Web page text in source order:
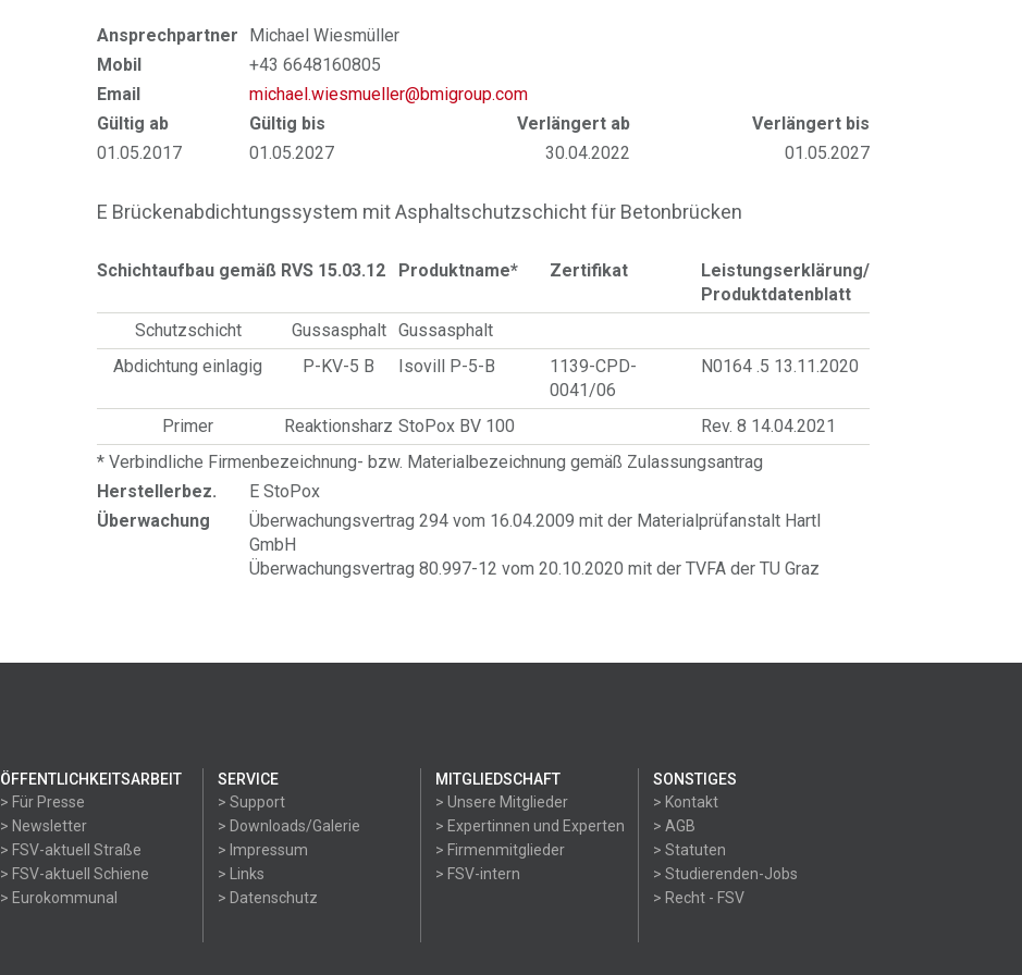
Ansprechpartner
Michael Wiesmüller
Mobil
+43 6648160805
Email
michael.wiesmueller@bmigroup.com
Gültig ab
Gültig bis Verlängert ab
Verlängert bis
01.05.2017
01.05.2027 30.04.2022 01.05.2027
E Brückenabdichtungssystem mit Asphaltschutzschicht für Betonbrücken
Schichtaufbau gemäß RVS 15.03.12 Produktname* Zertifikat
Leistungserklärung/
Produktdatenblatt
Schutzschicht
Gussasphalt
Gussasphalt
Abdichtung einlagig
P-KV-5 B Isovill P-5-B
1139-CPD-
0041/06
N0164 .5 13.11.2020
Primer Reaktionsharz StoPox BV 100
Rev. 8 14.04.2021
* Verbindliche Firmenbezeichnung- bzw. Materialbezeichnung gemäß Zulassungsantrag
Herstellerbez.
E StoPox
Überwachung
Überwachungsvertrag 294 vom 16.04.2009 mit der Materialprüfanstalt Hartl
GmbH
Überwachungsvertrag 80.997-12 vom 20.10.2020 mit der TVFA der TU Graz
ÖFFENTLICHKEITSARBEIT
> Für Presse
> Newsletter
> FSV-aktuell Straße
> FSV-aktuell Schiene
> Eurokommunal
SERVICE
> Support
> Downloads/Galerie
> Impressum
> Links
> Datenschutz
MITGLIEDSCHAFT
> Unsere Mitglieder
> Expertinnen und Experten
> Firmenmitglieder
> FSV-intern
SONSTIGES
> Kontakt
> AGB
> Statuten
> Studierenden-Jobs
> Recht - FSV